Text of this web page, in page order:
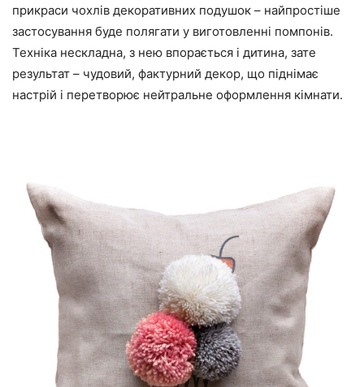
прикраси чохлів декоративних подушок – найпростіше
застосування буде полягати у виготовленні помпонів.
Техніка нескладна, з нею впорається і дитина, зате
результат – чудовий, фактурний декор, що піднімає
настрій і перетворює нейтральне оформлення кімнати.